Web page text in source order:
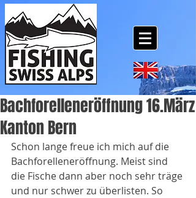
Bachforelleneröffnung 16.März
Kanton Bern
Schon lange freue ich mich auf die
Bachforelleneröffnung. Meist sind
die Fische dann aber noch sehr träge
und nur schwer zu überlisten. So